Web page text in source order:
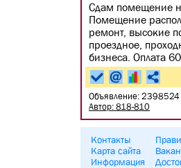
Сдам помещение
Помещение
ремонт, высокие
проездное,
бизнеса. Оплата
Объявление: 2398524
Автор: 818-810
Контакты
Карта сайта
Информация